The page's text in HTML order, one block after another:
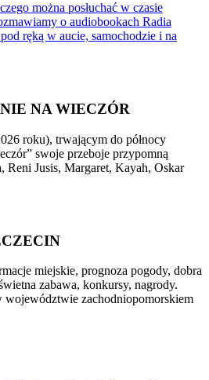
można posłuchać w czasie
o audiobookach Radia
ręką w aucie, samochodzie i na
NA WIECZÓR
roku), trwającym do północy
swoje przeboje przypomną
Reni Jusis, Margaret, Kayah, Oskar
miejskie, prognoza pogody, dobra
zabawa, konkursy, nagrody.
województwie zachodniopomorskiem